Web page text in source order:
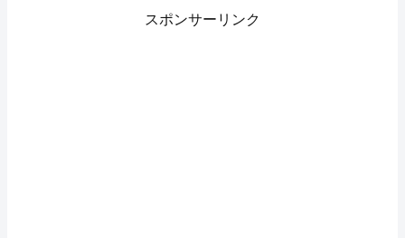
スポンサーリンク